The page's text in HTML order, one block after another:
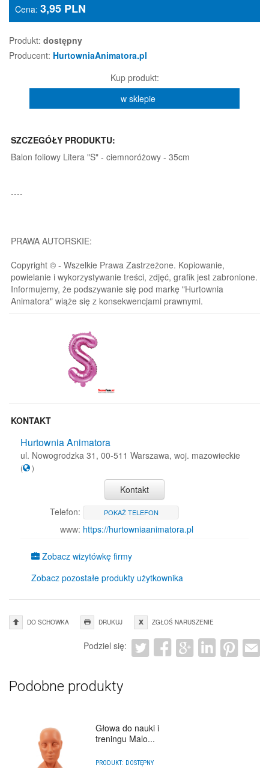
Cena: 3,95 PLN
Produkt: dostępny
Producent: HurtowniaAnimatora.pl
Kup produkt:
w sklepie
SZCZEGÓŁY PRODUKTU:
Balon foliowy Litera "S" - ciemnoróżowy - 35cm
----
PRAWA AUTORSKIE:
Copyright © - Wszelkie Prawa Zastrzeżone. Kopiowanie,
powielanie i wykorzystywanie treści, zdjęć, grafik jest zabronione.
Informujemy, że podszywanie się pod markę "Hurtownia
Animatora" wiąże się z konsekwencjami prawnymi.
KONTAKT
Hurtownia Animatora
ul. Nowogrodzka 31, 00-511 Warszawa, woj. mazowieckie
( )
Kontakt
Telefon:
POKAŻ TELEFON
www: https://hurtowniaanimatora.pl
Zobacz wizytówkę firmy
Zobacz pozostałe produkty użytkownika
DO SCHOWKA DRUKUJ ZGŁOŚ NARUSZENIE
Podziel się:
Podobne produkty
Głowa do nauki i
treningu Malo...
PRODUKT: DOSTĘPNY